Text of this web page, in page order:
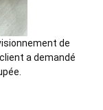
de
a demandé